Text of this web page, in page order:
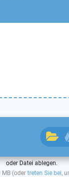
oder Datei ablegen.
MB (oder treten Sie bei,